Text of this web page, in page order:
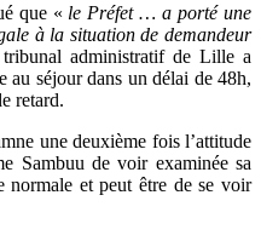
que « le Préfet … a porté une
à la situation de demandeur
administratif de Lille a
au séjour dans un délai de 48h,
retard.
une deuxième fois l’attitude
Sambuu de voir examinée sa
normale et peut être de se voir